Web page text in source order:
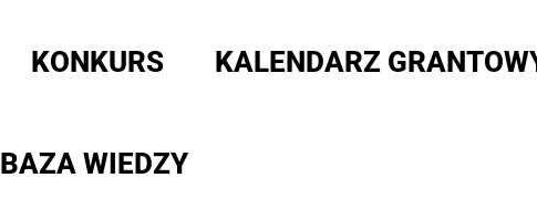
KONKURS KALENDARZ
BAZA WIEDZY